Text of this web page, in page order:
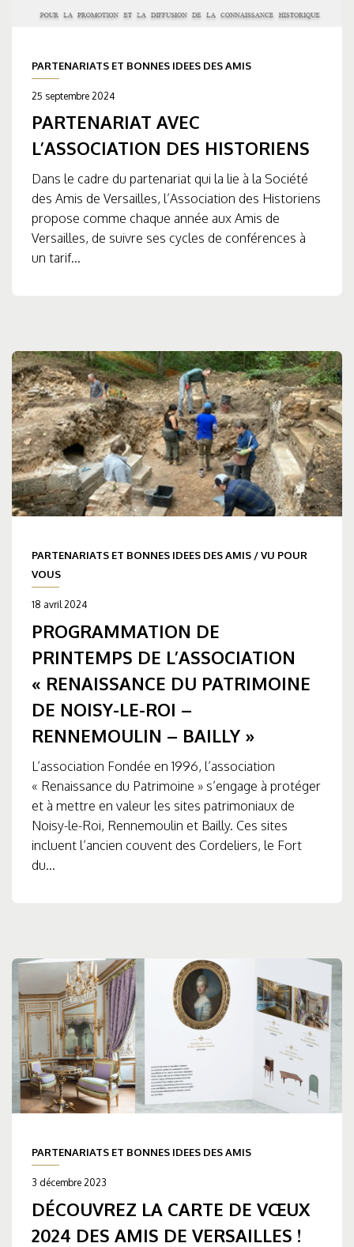
PARTENARIATS ET BONNES IDEES DES AMIS
25 septembre 2024
PARTENARIAT AVEC
L’ASSOCIATION DES HISTORIENS
Dans le cadre du partenariat qui la lie à la Société
des Amis de Versailles, l’Association des Historiens
propose comme chaque année aux Amis de
Versailles, de suivre ses cycles de conférences à
un tarif...
PARTENARIATS ET BONNES IDEES DES AMIS /VU POUR
VOUS
18 avril 2024
PROGRAMMATION DE
PRINTEMPS DE L’ASSOCIATION
« RENAISSANCE DU PATRIMOINE
DE NOISY-LE-ROI –
RENNEMOULIN – BAILLY »
L’association Fondée en 1996, l’association
« Renaissance du Patrimoine » s’engage à protéger
et à mettre en valeur les sites patrimoniaux de
Noisy-le-Roi, Rennemoulin et Bailly. Ces sites
incluent l’ancien couvent des Cordeliers, le Fort
du...
PARTENARIATS ET BONNES IDEES DES AMIS
3 décembre 2023
DÉCOUVREZ LA CARTE DE VŒUX
2024 DES AMIS DE VERSAILLES !